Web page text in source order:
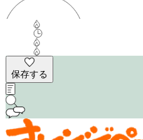
保存する